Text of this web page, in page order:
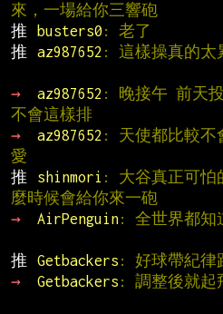
來，一場給你三響砲
推
busters0 : 老了
推
az987652 : 這樣操真的太
→
az987652 : 晚接午 前天
不會這樣排
→
az987652 : 天使都比較不
愛
推
shinmori : 大谷真正可怕
麼時候會給你來一砲
→
AirPenguin: 全世界都知
推
Getbackers : 好球帶紀律
→
Getbackers : 調整後就起